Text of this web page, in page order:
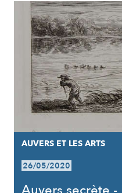
RÉSULTATS
AUVERS ET LES ARTS
26/05/2020